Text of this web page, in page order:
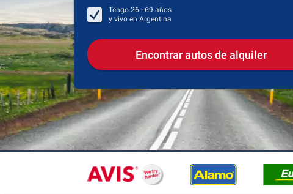
Tengo 26 - 69 años
y vivo en Argentina
Encontrar autos de alquiler